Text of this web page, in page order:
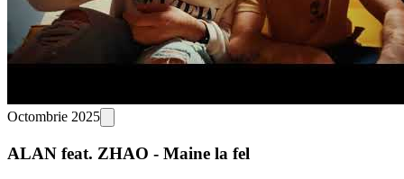
Octombrie 2025
ALAN feat. ZHAO - Maine la fel